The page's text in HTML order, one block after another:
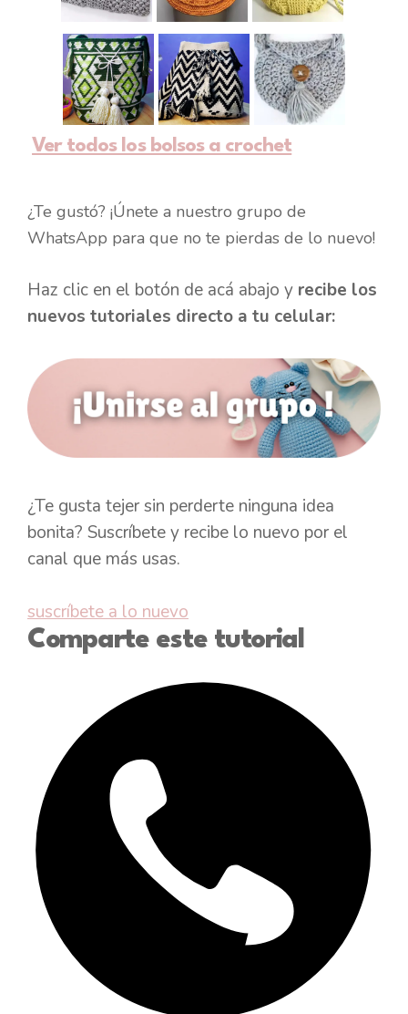
Ver todos los bolsos a crochet
¿Te gustó? ¡Únete a nuestro grupo de
WhatsApp para que no te pierdas de lo nuevo!
Haz clic en el botón de acá abajo y recibe los
nuevos tutoriales directo a tu celular:
¿Te gusta tejer sin perderte ninguna idea
bonita? Suscríbete y recibe lo nuevo por el
canal que más usas.
suscríbete a lo nuevo
Comparte este tutorial